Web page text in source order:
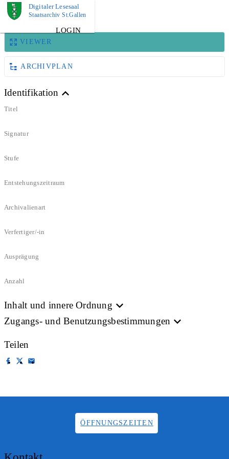
Digitaler Lesesaal
Staatsarchiv St.Gallen
LOGIN
BILD
VIEWER
ARCHIVPLAN
Identifikation
Titel
Signatur
Stufe
Entstehungszeitraum
Archivalienart
Verfertiger/-in
Ausprägung
Anzahl
Inhalt und innere Ordnung
Zugangs- und Benutzungsbestimmungen
Teilen
ÖFFNUNGSZEITEN